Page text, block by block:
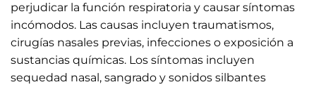
perjudicar la función respiratoria y causar síntomas
incómodos. Las causas incluyen traumatismos,
cirugías nasales previas, infecciones o exposición a
sustancias químicas. Los síntomas incluyen
sequedad nasal, sangrado y sonidos silbantes